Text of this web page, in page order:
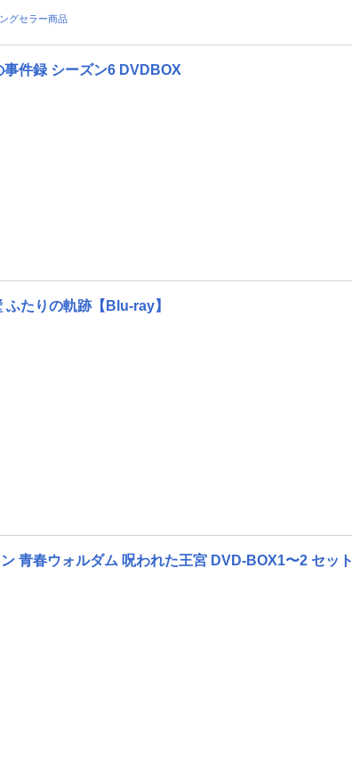
グセラー商品
件録 シーズン6 DVDBOX
たりの軌跡【Blu-ray】
青春ウォルダム 呪われた王宮 DVD-BOX1〜2 セット